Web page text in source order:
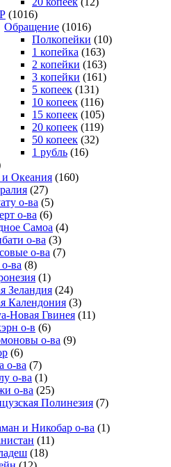
(1016)
Обращение (1016)
Полкопейки (10)
1 копейка (163)
2 копейки (163)
3 копейки (161)
5 копеек (131)
10 копеек (116)
15 копеек (105)
20 копеек (119)
50 копеек (32)
1 рубль (16)
и Океания (160)
(27)
о-ва (5)
о-ва (6)
Самоа (4)
о-ва (3)
о-ва (7)
ва (8)
(1)
Зеландия (24)
Календония (3)
Новая Гвинея (11)
о-в (6)
о-ва (9)
(6)
о-ва (7)
о-ва (1)
о-ва (25)
Полинезия (7)
и Никобар о-ва (1)
(11)
(18)